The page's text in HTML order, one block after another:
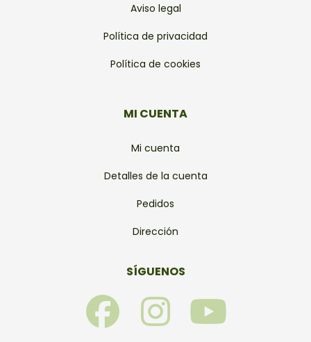
Aviso legal
Política de privacidad
Política de cookies
MI CUENTA
Mi cuenta
Detalles de la cuenta
Pedidos
Dirección
SÍGUENOS
F I Y